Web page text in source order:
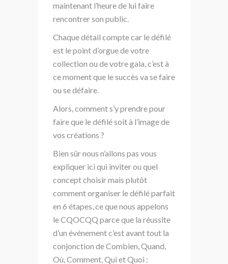
maintenant l’heure de lui faire
rencontrer son public.
Chaque détail compte car le défilé
est le point d’orgue de votre
collection ou de votre gala, c’est à
ce moment que le succès va se faire
ou se défaire.
Alors, comment s’y prendre pour
faire que le défilé soit à l’image de
vos créations ?
Bien sûr nous n’allons pas vous
expliquer ici qui inviter ou quel
concept choisir mais plutôt
comment organiser le défilé parfait
en 6 étapes, ce que nous appelons
le CQOCQQ parce que la réussite
d’un événement c’est avant tout la
conjonction de Combien, Quand,
Où, Comment, Qui et Quoi :